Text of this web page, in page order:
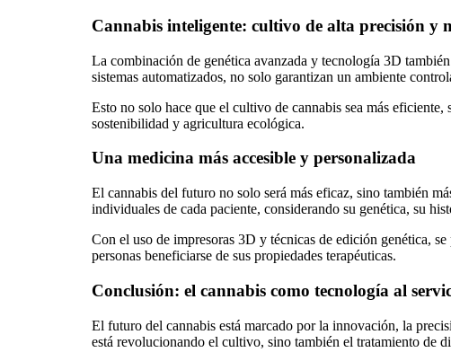
Cannabis inteligente: cultivo de alta precisión y
La combinación de genética avanzada y tecnología 3D
sistemas automatizados, no solo garantizan un ambiente
Esto no solo hace que el cultivo de cannabis sea más
sostenibilidad y agricultura ecológica.
Una medicina más accesible y personalizada
El cannabis del futuro no solo será más eficaz, sino también
individuales de cada paciente, considerando su genética, su
Con el uso de impresoras 3D y técnicas de edición genética,
personas beneficiarse de sus propiedades terapéuticas.
Conclusión: el cannabis como tecnología al
El futuro del cannabis está marcado por la innovación, la
está revolucionando el cultivo, sino también el tratamiento de